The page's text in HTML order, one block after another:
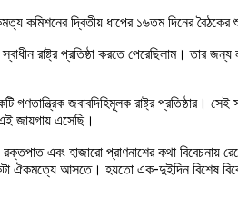
কমিশনের দ্বিতীয় ধাপের ১৬তম দিনের
রাষ্ট্র প্রতিষ্ঠা করতে পেরেছিলাম। তার
জবাবদিহিমূলক রাষ্ট্র
জায়গায় এসেছি।
এবং হাজারো প্রাণনাশের কথা বিবেচনায়
আসতে। হয়তো এক-দুইদিন বিশেষ